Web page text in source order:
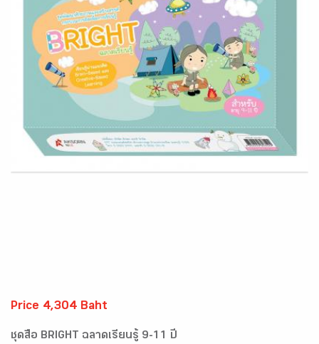
Price 4,304 Baht
ชุดสื่อ BRIGHT ฉลาดเรียนรู้ 9-11 ปี